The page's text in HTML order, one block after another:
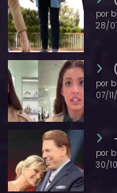
por
por
por